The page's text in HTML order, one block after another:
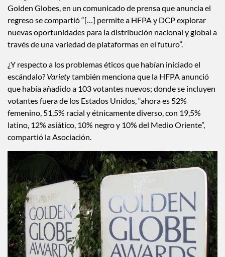
renegociación. pues existe un nuevo trato entre NBC y los
Golden Globes, en un comunicado de prensa que anuncia el
regreso se compartió “[…] permite a HFPA y DCP explorar
nuevas oportunidades para la distribución nacional y global a
¿Y respecto a los problemas éticos que habían iniciado el
escándalo?Varietytambién menciona que la HFPA anunció
que había añadido a 103 votantes nuevos; donde se incluyen
votantes fuera de los Estados Unidos, “ahora es 52%
femenino, 51,5% racial y étnicamente diverso, con 19,5%
latino, 12% asiático, 10% negro y 10% del Medio Oriente”,